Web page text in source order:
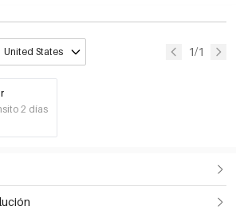
United States 1/1
2 días